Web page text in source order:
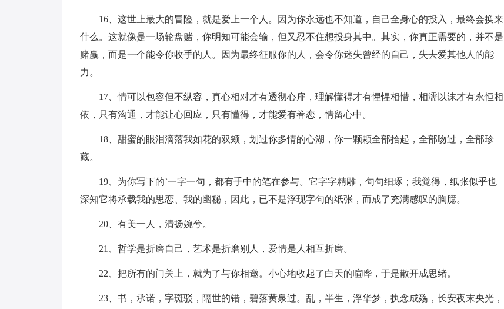
16、这世上最大的冒险，就是爱上一个人。因为你永远也不知道，自己全身心的投入，最终会换来
什么。这就像是一场轮盘赌，你明知可能会输，但又忍不住想投身其中。其实，你真正需要的，并不是
赌赢，而是一个能令你收手的人。因为最终征服你的人，会令你迷失曾经的自己，失去爱其他人的能
力。
17、情可以包容但不纵容，真心相对才有透彻心扉，理解懂得才有惺惺相惜，相濡以沫才有永恒相
依，只有沟通，才能让心回应，只有懂得，才能爱有眷恋，情留心中。
18、甜蜜的眼泪滴落我如花的双颊，划过你多情的心湖，你一颗颗全部拾起，全部吻过，全部珍
藏。
19、为你写下的`一字一句，都有手中的笔在参与。它字字精雕，句句细琢；我觉得，纸张似乎也
深知它将承载我的思恋、我的幽秘，因此，已不是浮现字句的纸张，而成了充满感叹的胸臆。
20、有美一人，清扬婉兮。
21、哲学是折磨自己，艺术是折磨别人，爱情是人相互折磨。
22、把所有的门关上，就为了与你相邀。小心地收起了白天的喧哗，于是散开成思绪。
23、书，承诺，字斑驳，隔世的错，碧落黄泉过。乱，半生，浮华梦，执念成殇，长安夜末央光，